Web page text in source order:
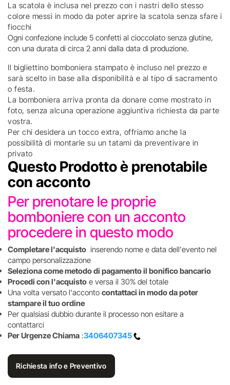
La scatola è inclusa nel prezzo con i nastri dello stesso
colore messi in modo da poter aprire la scatola senza sfare i
fiocchi
Ogni confezione include 5 confetti al cioccolato senza glutine,
con una durata di circa 2 anni dalla data di produzione.
Il bigliettino bomboniera stampato è incluso nel prezzo e
sarà scelto in base alla disponibilità e al tipo di sacramento
o festa.
La bomboniera arriva pronta da donare come mostrato in
foto, senza alcuna operazione aggiuntiva richiesta da parte
vostra.
Per chi desidera un tocco extra, offriamo anche la
possibilità di montarle su un tatami da preventivare in
privato
Questo Prodotto è prenotabile
con acconto
Per prenotare le proprie
bomboniere con un acconto
procedere in questo modo
Completare l'acquisto inserendo nome e data dell'evento nel
campo personalizzazione
Seleziona come metodo di pagamento il bonifico bancario
Procedi con l'acquisto e versa il 30% del totale
Una volta versato l'acconto contattaci in modo da poter
stampare il tuo ordine
Per qualsiasi dubbio durante il processo non esitare a
contattarci
Per Urgenze Chiama :3406407345
Richiesta info e Preventivo